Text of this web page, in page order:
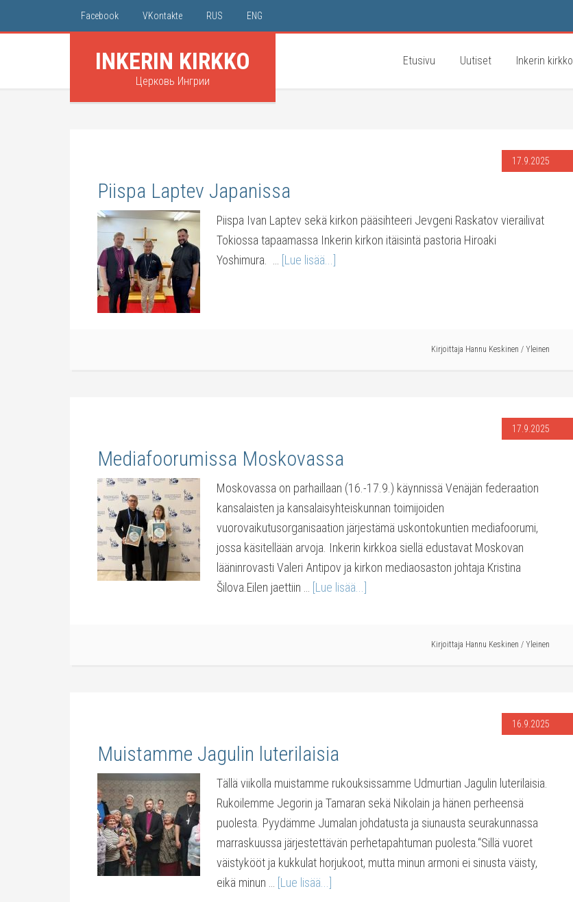
Facebook VKontakte RUS ENG
INKERIN KIRKKO
Церковь Ингрии
Etusivu Uutiset Inkerin kirkko
17.9.2025
Piispa Laptev Japanissa
Piispa Ivan Laptev sekä kirkon pääsihteeri Jevgeni Raskatov vierailivat
Tokiossa tapaamassa Inkerin kirkon itäisintä pastoria Hiroaki
Yoshimura. …
[Lue lisää...]
Kirjoittaja Hannu Keskinen / Yleinen
17.9.2025
Mediafoorumissa Moskovassa
Moskovassa on parhaillaan (16.-17.9.) käynnissä Venäjän federaation
kansalaisten ja kansalaisyhteiskunnan toimijoiden
vuorovaikutusorganisaation järjestämä uskontokuntien mediafoorumi,
jossa käsitellään arvoja. Inkerin kirkkoa siellä edustavat Moskovan
lääninrovasti Valeri Antipov ja kirkon mediaosaston johtaja Kristina
Šilova.Eilen jaettiin …
[Lue lisää...]
Kirjoittaja Hannu Keskinen / Yleinen
16.9.2025
Muistamme Jagulin luterilaisia
Тällä viikolla muistamme rukouksissamme Udmurtian Jagulin luterilaisia.
Rukoilemme Jegorin ja Tamaran sekä Nikolain ja hänen perheensä
puolesta. Pyydämme Jumalan johdatusta ja siunausta seurakunnassa
marraskuussa järjestettävän perhetapahtuman puolesta.“Sillä vuoret
väistykööt ja kukkulat horjukoot, mutta minun armoni ei sinusta väisty,
eikä minun …
[Lue lisää...]